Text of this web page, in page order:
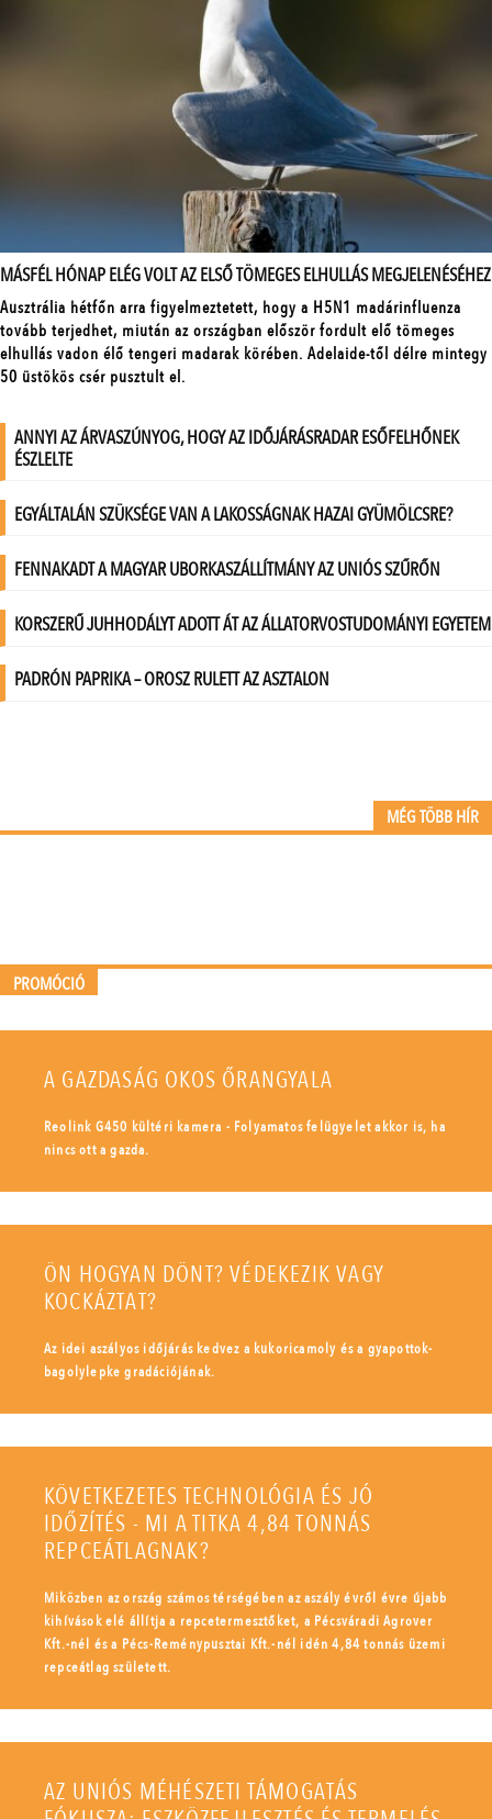
MÉG TÖBB HÍR
PROMÓCIÓ
A GAZDASÁG OKOS ŐRANGYALA
Reolink G450 kültéri kamera - Folyamatos felügyelet akkor is, ha
nincs ott a gazda.
ÖN HOGYAN DÖNT? VÉDEKEZIK VAGY
KOCKÁZTAT?
Az idei aszályos időjárás kedvez a kukoricamoly és a gyapottok-
bagolylepke gradációjának.
KÖVETKEZETES TECHNOLÓGIA ÉS JÓ
IDŐZÍTÉS - MI A TITKA 4,84 TONNÁS
REPCEÁTLAGNAK?
Miközben az ország számos térségében az aszály évről évre újabb
kihívások elé állítja a repcetermesztőket, a Pécsváradi Agrover
Kft.-nél és a Pécs-Reménypusztai Kft.-nél idén 4,84 tonnás üzemi
repceátlag született.
AZ UNIÓS MÉHÉSZETI TÁMOGATÁS